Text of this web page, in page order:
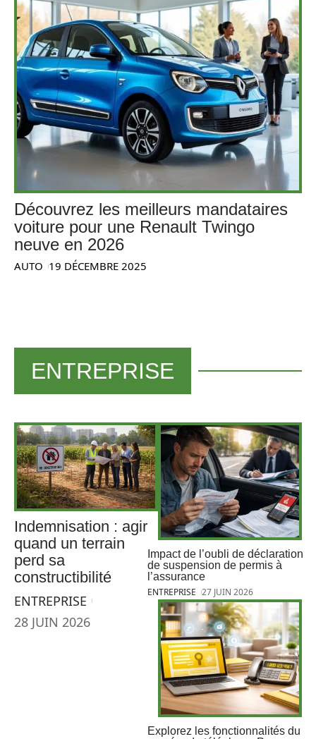
Découvrez les meilleurs mandataires
voiture pour une Renault Twingo
neuve en 2026
AUTO 19 DÉCEMBRE 2025
ENTREPRISE
Indemnisation : agir
quand un terrain
perd sa
constructibilité
ENTREPRISE
28 JUIN 2026
Impact de l’oubli de déclaration
de suspension de permis à
l’assurance
ENTREPRISE 27 JUIN 2026
Explorez les fonctionnalités du